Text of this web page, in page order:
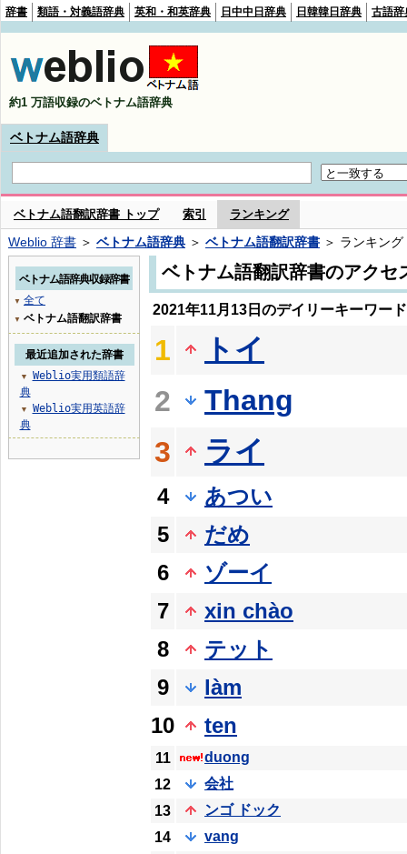
辞書 類語・対義語辞典 英和・和英辞典 日中中日辞典 日韓韓日辞典 古語辞
約1 万語収録のベトナム語辞典
ベトナム語辞典
ベトナム語翻訳辞書 トップ 索引 ランキング
Weblio 辞書 ＞ ベトナム語辞典 ＞ ベトナム語翻訳辞書 ＞ ランキング
ベトナム語翻訳辞書のアクセ
2021年11月13日のデイリーキーワー
1
トイ
2
Thang
3
ライ
4
あつい
5
だめ
6
ゾーイ
7
xin chào
8
テット
9
làm
10
ten
11
duong
12
会社
13
ンゴ ドック
14
vang
ベトナム語辞典収録辞書
▼ 全て
▼ ベトナム語翻訳辞書
最近追加された辞書
▼
Weblio実用類語辞
典
▼
Weblio実用英語辞
典